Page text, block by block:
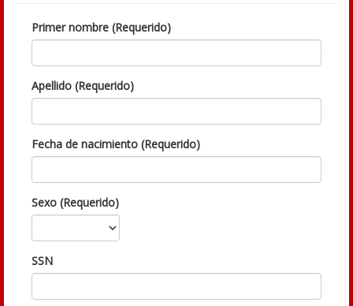
Primer nombre (Requerido)
Apellido (Requerido)
Fecha de nacimiento (Requerido)
Sexo (Requerido)
SSN